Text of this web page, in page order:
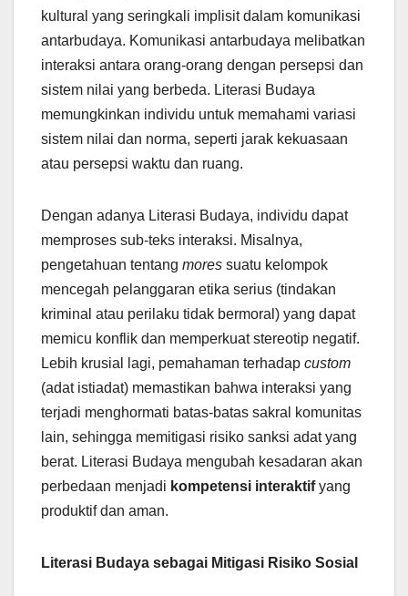
kultural yang seringkali implisit dalam komunikasi
antarbudaya. Komunikasi antarbudaya melibatkan
interaksi antara orang-orang dengan persepsi dan
sistem nilai yang berbeda. Literasi Budaya
memungkinkan individu untuk memahami variasi
sistem nilai dan norma, seperti jarak kekuasaan
atau persepsi waktu dan ruang.
Dengan adanya Literasi Budaya, individu dapat
memproses sub-teks interaksi. Misalnya,
pengetahuan tentang mores suatu kelompok
mencegah pelanggaran etika serius (tindakan
kriminal atau perilaku tidak bermoral) yang dapat
memicu konflik dan memperkuat stereotip negatif.
Lebih krusial lagi, pemahaman terhadap custom
(adat istiadat) memastikan bahwa interaksi yang
terjadi menghormati batas-batas sakral komunitas
lain, sehingga memitigasi risiko sanksi adat yang
berat. Literasi Budaya mengubah kesadaran akan
perbedaan menjadi kompetensi interaktifyang
produktif dan aman.
Literasi Budaya sebagai Mitigasi Risiko Sosial